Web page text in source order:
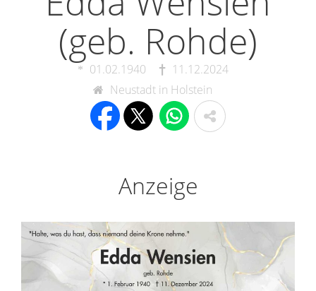
(geb. Rohde)
01.02.1940
11.12.2024
Neustadt in Holstein
Anzeige